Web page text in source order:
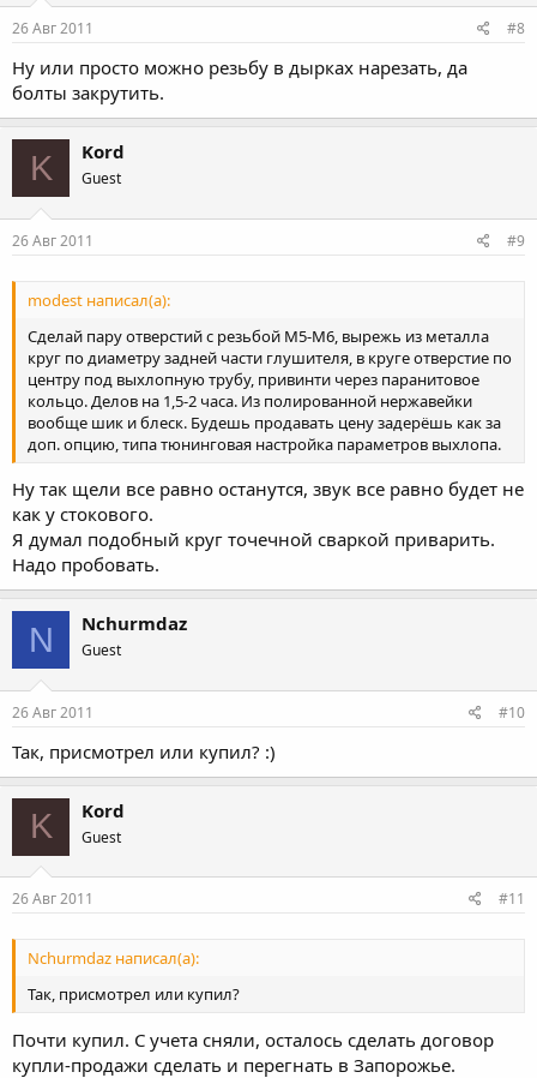
26 Авг 2011 #8
Ну или просто можно резьбу в дырках нарезать, да
болты закрутить.
K Kord
Guest
26 Авг 2011 #9
modest написал(а):
Сделай пару отверстий с резьбой М5-М6, вырежь из металла
круг по диаметру задней части глушителя, в круге отверстие по
центру под выхлопную трубу, привинти через паранитовое
кольцо. Делов на 1,5-2 часа. Из полированной нержавейки
вообще шик и блеск. Будешь продавать цену задерёшь как за
доп. опцию, типа тюнинговая настройка параметров выхлопа.
Ну так щели все равно останутся, звук все равно будет не
как у стокового.
Я думал подобный круг точечной сваркой приварить.
Надо пробовать.
N Nchurmdaz
Guest
26 Авг 2011 #10
Так, присмотрел или купил? :)
K Kord
Guest
26 Авг 2011 #11
Nchurmdaz написал(а):
Так, присмотрел или купил?
Почти купил. С учета сняли, осталось сделать договор
купли-продажи сделать и перегнать в Запорожье.